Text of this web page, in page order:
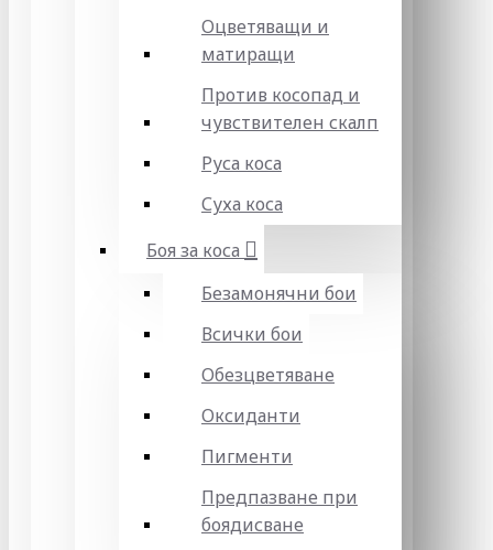
Оцветяващи и
матиращи
Против косопад и
чувствителен скалп
Руса коса
Суха коса
Боя за коса
Безамонячни бои
Всички бои
Обезцветяване
Оксиданти
Пигменти
Предпазване при
боядисване